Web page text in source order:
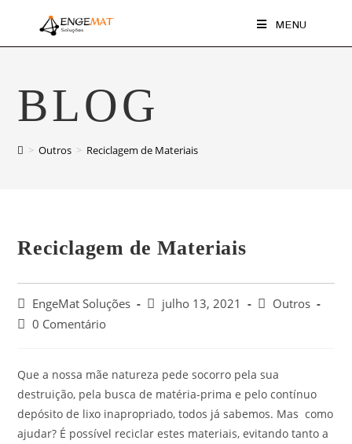
MENU
BLOG
> Outros > Reciclagem de Materiais
Reciclagem de Materiais
EngeMat Soluções julho 13, 2021
Outros
0 Comentário
Que a nossa mãe natureza pede socorro pela sua
destruição, pela busca de matéria-prima e pelo contínuo
depósito de lixo inapropriado, todos já sabemos. Mas como
ajudar? É possível reciclar estes materiais, evitando tanto a